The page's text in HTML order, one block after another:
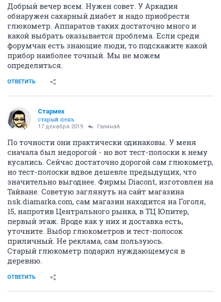
Добрый вечер всем. Нужен совет. У Аркадия
обнаружен сахарный диабет и надо приобрести
глюкометр. Аппаратов таких достаточно много и
какой выбрать оказывается проблема. Если среди
форумчан есть знающие люди, то подскажите какой
прибор наиболее точный. Мы не можем
определиться.
ОТВЕТИТЬ
Стармех
старый пень
17 декабря 2019 ГалинаА
По точности они практически одинаковы. У меня
сначала был недорогой - но вот тест-полоски к нему
кусались. Сейчас достаточно дорогой сам глюкометр,
но тест-полоски вдвое дешевле предыдущих, что
значительно выгоднее. Фирмы Diacont, изготовлен на
Тайване. Советую заглянуть на сайт магазина
nsk.diamarka.com, сам магазин находится на Гоголя,
15, напротив Центрального рынка, в ТЦ Юпитер,
первый этаж. Вроде как у них и доставка есть,
уточните. Выбор глюкометров и тест-полосок
приличный. Не реклама, сам пользуюсь.
Старый глюкометр подарил нуждающемуся в
деревню.
ОТВЕТИТЬ